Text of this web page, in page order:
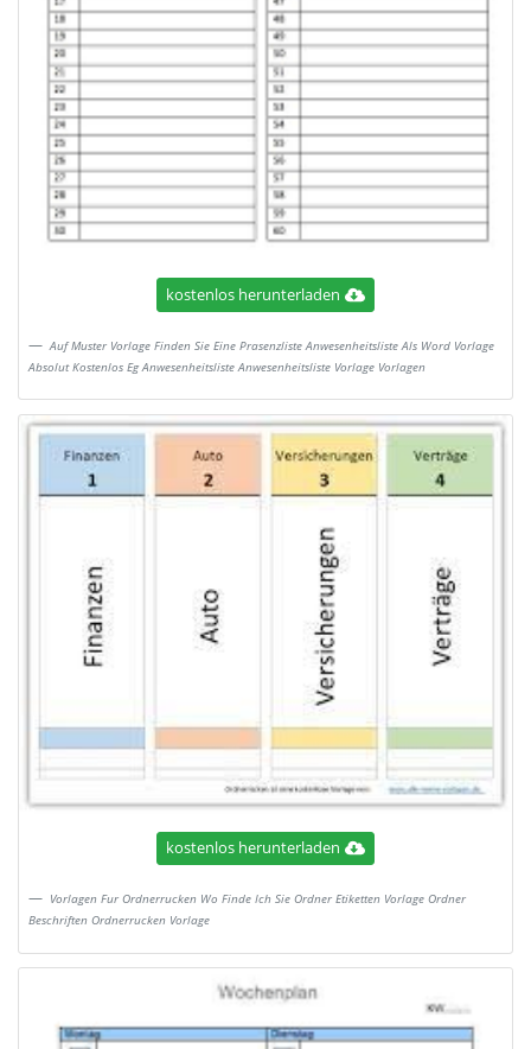
kostenlos herunterladen
Auf Muster Vorlage Finden Sie Eine Prasenzliste Anwesenheitsliste Als Word Vorlage
Absolut Kostenlos Eg Anwesenheitsliste Anwesenheitsliste Vorlage Vorlagen
kostenlos herunterladen
Vorlagen Fur Ordnerrucken Wo Finde Ich Sie Ordner Etiketten Vorlage Ordner
Beschriften Ordnerrucken Vorlage